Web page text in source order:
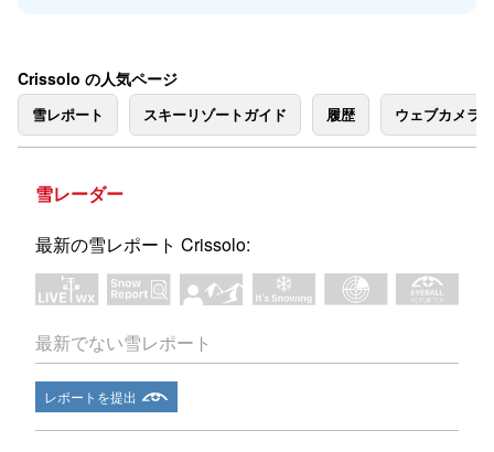
Crissolo の人気ページ
雪レポート スキーリゾートガイド 履歴 ウェブカメラ
雪レーダー
最新の雪レポート Crissolo:
最新でない雪レポート
レポートを提出